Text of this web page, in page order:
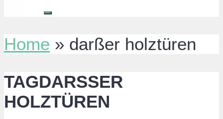
Home » darßer holztüren
TAGDARSSER H
OLZTÜREN